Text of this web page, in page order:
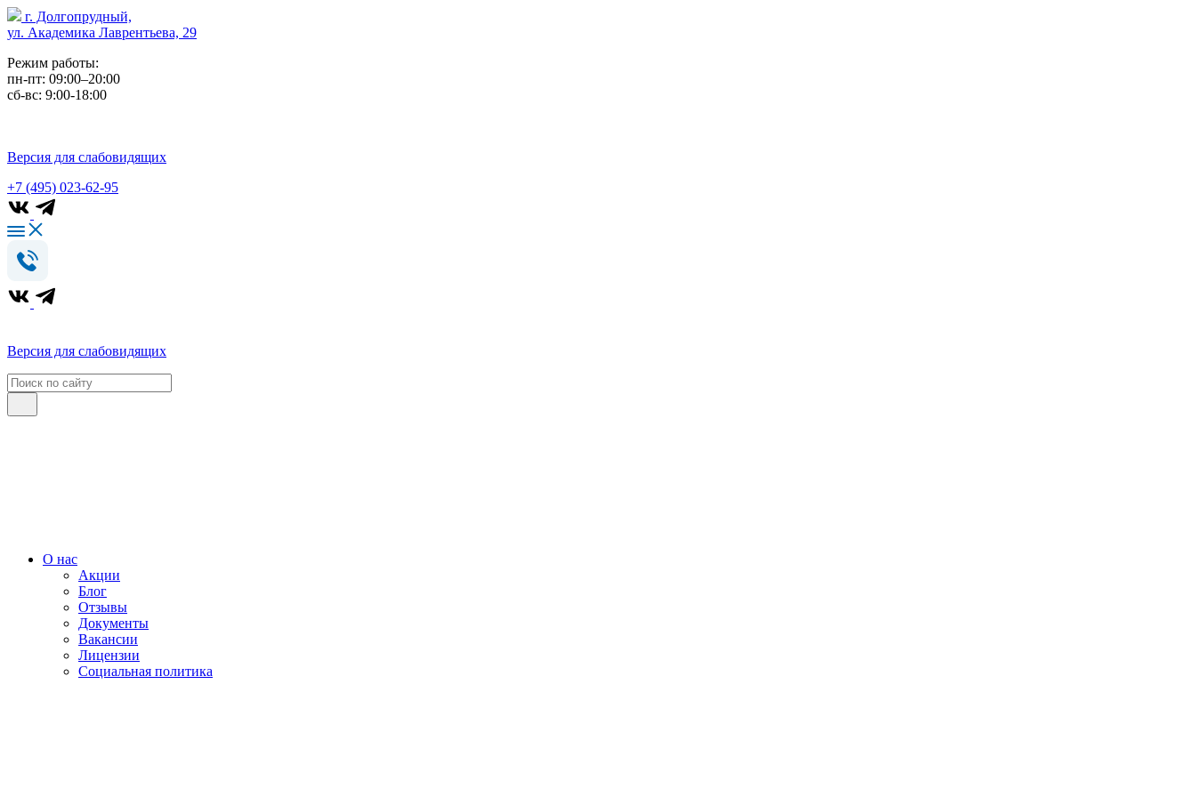
г. Долгопрудный,
ул. Академика Лаврентьева, 29
Режим работы:
пн-пт: 09:00–20:00
сб-вс: 9:00-18:00
Версия для слабовидящих
+7 (495) 023-62-95
Версия для слабовидящих
О нас
Акции
Блог
Отзывы
Документы
Вакансии
Лицензии
Социальная политика